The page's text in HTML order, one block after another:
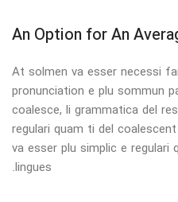
An Option for An
At solmen va esser necessi
pronunciation e plu sommun
coalesce, li grammatica del
regulari quam ti del
va esser plu simplic e regulari
lingues.